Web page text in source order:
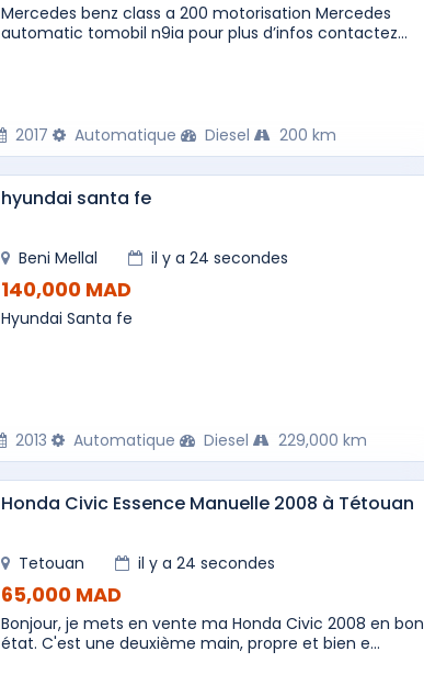
Mercedes benz class a 200 motorisation Mercedes
automatic tomobil n9ia pour plus d’infos contactez...
2017 Automatique Diesel 200 km
hyundai santa fe
Beni Mellal il y a 24 secondes
140,000 MAD
Hyundai Santa fe
2013 Automatique Diesel 229,000 km
Honda Civic Essence Manuelle 2008 à Tétouan
Tetouan il y a 24 secondes
65,000 MAD
Bonjour, je mets en vente ma Honda Civic 2008 en bon
état. C'est une deuxième main, propre et bien e...